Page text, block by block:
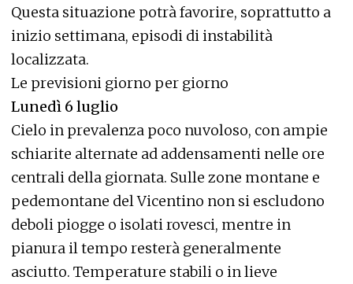
Questa situazione potrà favorire, soprattutto a
inizio settimana, episodi di instabilità
localizzata.
Le previsioni giorno per giorno
Lunedì 6 luglio
Cielo in prevalenza poco nuvoloso, con ampie
schiarite alternate ad addensamenti nelle ore
centrali della giornata. Sulle zone montane e
pedemontane del Vicentino non si escludono
deboli piogge o isolati rovesci, mentre in
pianura il tempo resterà generalmente
asciutto. Temperature stabili o in lieve